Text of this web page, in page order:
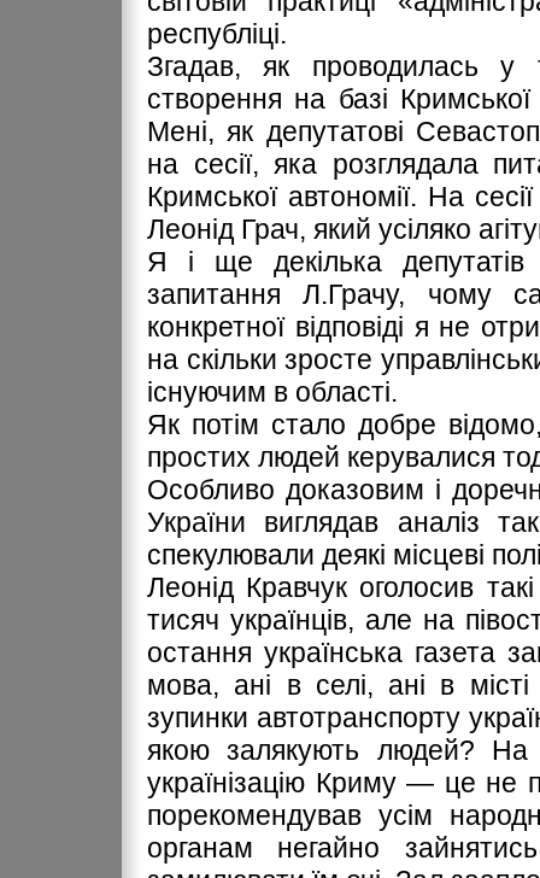
республіці.
Згадав, як проводилась
створення на базі
Мені, як депутатові
на сесії, яка розглядала
Кримської автономії. На
Леонід Грач, який усіляко
Я і ще декілька
запитання Л.Грачу, чому
конкретної відповіді я не
на скільки зросте
існуючим в області.
Як потім стало добре
простих людей керувалися
Особливо доказовим і
України виглядав аналіз
спекулювали деякі місцеві
Леонід Кравчук оголосив
тисяч українців, але на
остання українська газета
мова, ані в селі, ані в
зупинки автотранспорту
якою залякують людей? На
українізацію Криму — це не
порекомендував усім
органам негайно